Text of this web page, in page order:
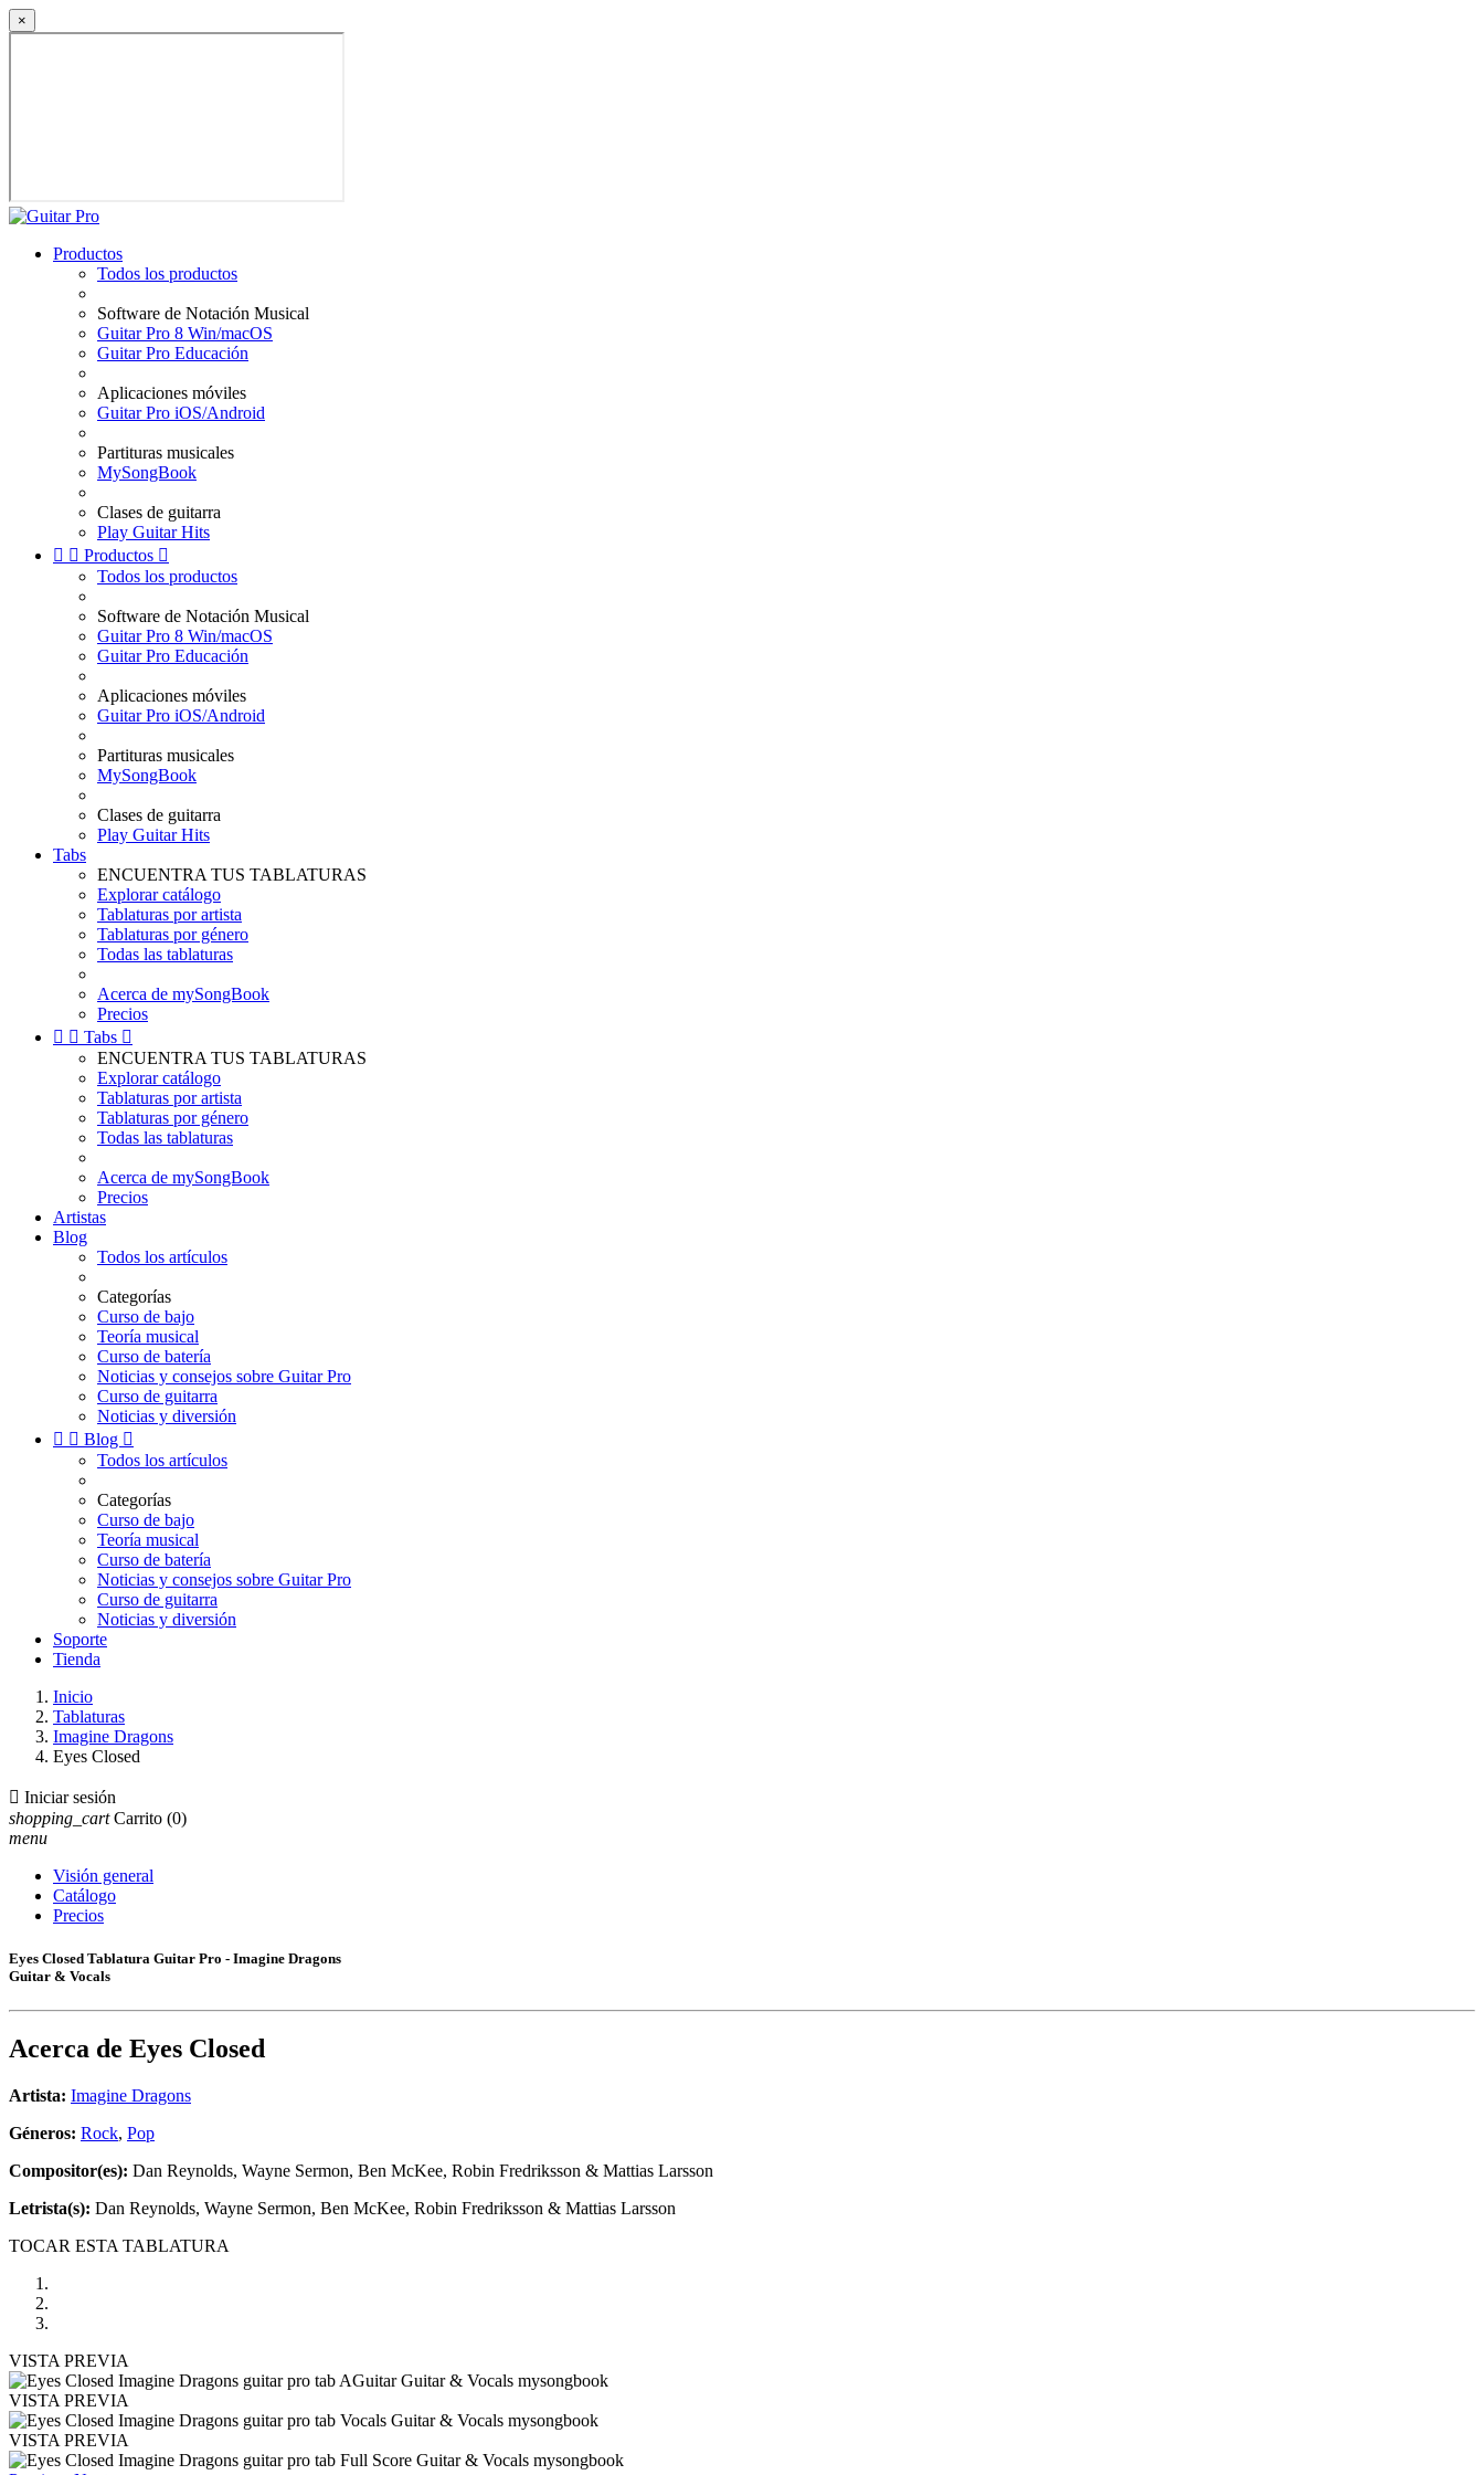
×
Productos
Todos los productos
Software de Notación Musical
Guitar Pro 8 Win/macOS
Guitar Pro Educación
Aplicaciones móviles
Guitar Pro iOS/Android
Partituras musicales
MySongBook
Clases de guitarra
Play Guitar Hits
  Productos 
Todos los productos
Software de Notación Musical
Guitar Pro 8 Win/macOS
Guitar Pro Educación
Aplicaciones móviles
Guitar Pro iOS/Android
Partituras musicales
MySongBook
Clases de guitarra
Play Guitar Hits
Tabs
ENCUENTRA TUS TABLATURAS
Explorar catálogo
Tablaturas por artista
Tablaturas por género
Todas las tablaturas
Acerca de mySongBook
Precios
  Tabs 
ENCUENTRA TUS TABLATURAS
Explorar catálogo
Tablaturas por artista
Tablaturas por género
Todas las tablaturas
Acerca de mySongBook
Precios
Artistas
Blog
Todos los artículos
Categorías
Curso de bajo
Teoría musical
Curso de batería
Noticias y consejos sobre Guitar Pro
Curso de guitarra
Noticias y diversión
  Blog 
Todos los artículos
Categorías
Curso de bajo
Teoría musical
Curso de batería
Noticias y consejos sobre Guitar Pro
Curso de guitarra
Noticias y diversión
Soporte
Tienda
Inicio
Tablaturas
Imagine Dragons
Eyes Closed
 Iniciar sesión
shopping_cart Carrito (0)
menu
Visión general
Catálogo
Precios
Eyes Closed Tablatura Guitar Pro - Imagine Dragons
Guitar & Vocals
Acerca de Eyes Closed
Artista: Imagine Dragons
Géneros: Rock, Pop
Compositor(es): Dan Reynolds, Wayne Sermon, Ben McKee, Robin Fredriksson & Mattias Larsson
Letrista(s): Dan Reynolds, Wayne Sermon, Ben McKee, Robin Fredriksson & Mattias Larsson
TOCAR ESTA TABLATURA
VISTA PREVIA
VISTA PREVIA
VISTA PREVIA